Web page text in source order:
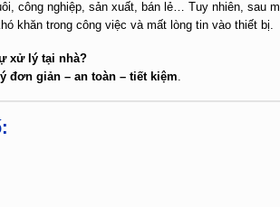
công nghiệp, sản xuất, bán lẻ… Tuy nhiên, sau
khăn trong công việc và mất lòng tin vào thiết bị.
xử lý tại nhà?
đơn giản – an toàn – tiết kiệm